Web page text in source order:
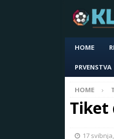
HOME
PRVENSTVA
HOME
Tiket
17